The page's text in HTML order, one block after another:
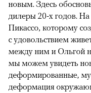
новым. Здесь
дилеры 20-х годов.
Пикассо, которому
с удовольствием
между ним и Ольгой
мы можем увидеть
деформированные,
деформация